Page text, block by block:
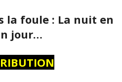
la foule : La nuit en
jour…